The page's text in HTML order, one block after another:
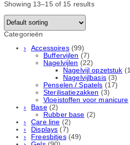
Showing 13–15 of 15 results
Categorieën
Accessoires (99)
Buffervijlen (7)
Nagelvijlen (22)
Nagelvijl opzetstuk
Nagelvijlbasis (3)
Penselen / Spatels (17)
Sterilisatiezakken (3)
Vloeistoffen voor manicure
Base (2)
Rubber basе (2)
Care line (2)
Displays (7)
Freesbitjes (49)